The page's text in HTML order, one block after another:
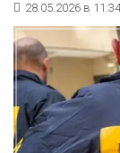
28.05.2026 в 11:34